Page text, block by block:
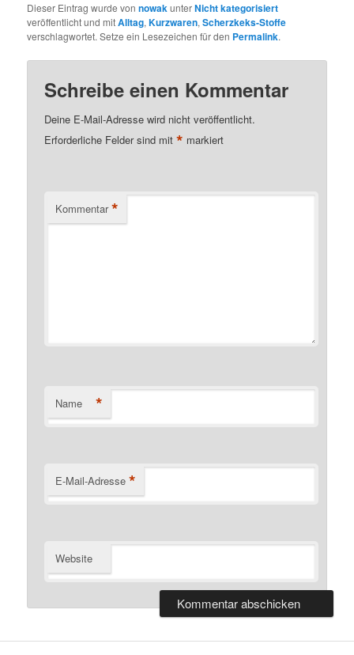
Dieser Eintrag wurde vonnowakunterNicht kategorisiert
veröffentlicht und mitAlltag,Kurzwaren,Scherzkeks-Stoffe
verschlagwortet. Setze ein Lesezeichen für den Permalink.
Schreibe einen Kommentar
Deine E-Mail-Adresse wird nicht veröffentlicht.
Erforderliche Felder sind mit* markiert
Kommentar *
Name *
E-Mail-Adresse *
Website